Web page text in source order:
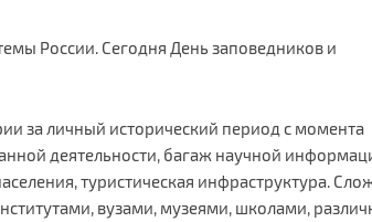
России. Сегодня День заповедников и
за личный исторический период с момента
деятельности, багаж научной
туристическая инфраструктура.
вузами, музеями, школами,